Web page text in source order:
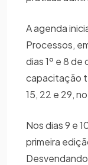
A agenda
Processos,
dias 1º e 8 de
capacitação
15, 22 e 29,
Nos dias 9 e
primeira